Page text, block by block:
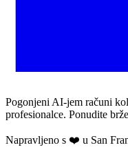
Pogonjeni AI-jem računi
profesionalce. Ponudite
Napravljeno s ❤️ u San